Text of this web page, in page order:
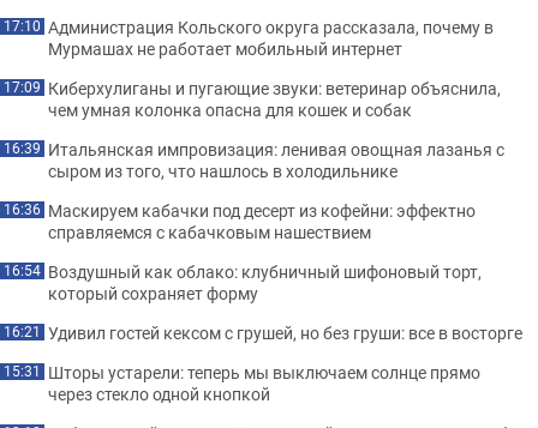
17:10 Администрация Кольского округа рассказала, почему в
Мурмашах не работает мобильный интернет
17:09 Киберхулиганы и пугающие звуки: ветеринар объяснила,
чем умная колонка опасна для кошек и собак
16:39 Итальянская импровизация: ленивая овощная лазанья с
сыром из того, что нашлось в холодильнике
16:36 Маскируем кабачки под десерт из кофейни: эффектно
справляемся с кабачковым нашествием
16:54 Воздушный как облако: клубничный шифоновый торт,
который сохраняет форму
16:21 Удивил гостей кексом с грушей, но без груши: все в восторге
15:31 Шторы устарели: теперь мы выключаем солнце прямо
через стекло одной кнопкой